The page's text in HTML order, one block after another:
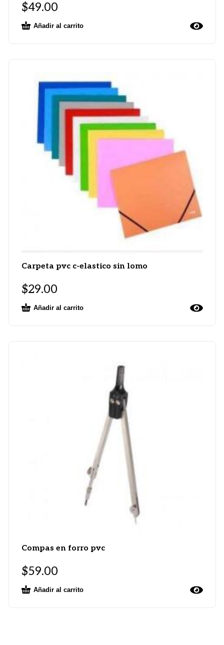
$49.00
Añadir al carrito
Carpeta pvc c-elastico sin lomo
$29.00
Añadir al carrito
Compas en forro pvc
$59.00
Añadir al carrito